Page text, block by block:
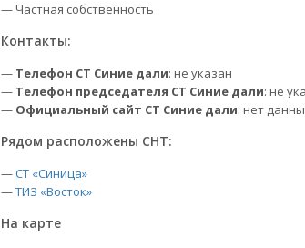
— Частная собственность
Контакты:
— Телефон СТ Синие дали: не указан
— Телефон председателя СТ Синие дали: не
— Официальный сайт СТ Синие дали: нет
Рядом расположены СНТ:
—СТ «Синица»
—ТИЗ «Восток»
На карте